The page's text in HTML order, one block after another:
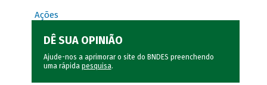
Ações
DÊ SUA OPINIÃO
Ajude-nos a aprimorar o site do BNDES preenchendo
uma rápida pesquisa.